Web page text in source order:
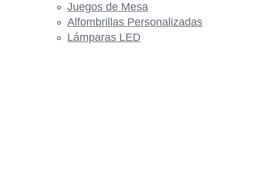
Juegos de Mesa
Alfombrillas Personalizadas
Lámparas LED